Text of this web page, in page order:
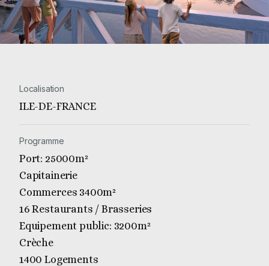
Localisation
ILE-DE-FRANCE
Programme
Port: 25000m²
Capitainerie
Commerces 3400m²
16 Restaurants / Brasseries
Equipement public: 3200m²
Crèche
1400 Logements